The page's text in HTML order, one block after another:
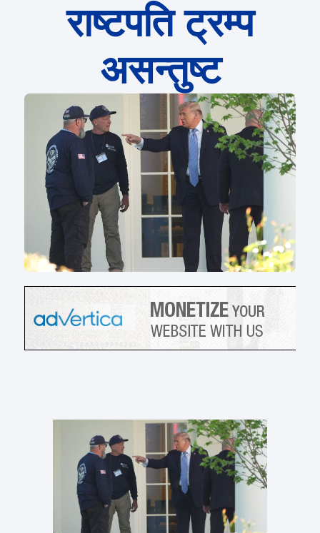
राष्टपति ट्रम्प
असन्तुष्ट